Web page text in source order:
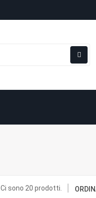
Ci sono 20 prodotti.